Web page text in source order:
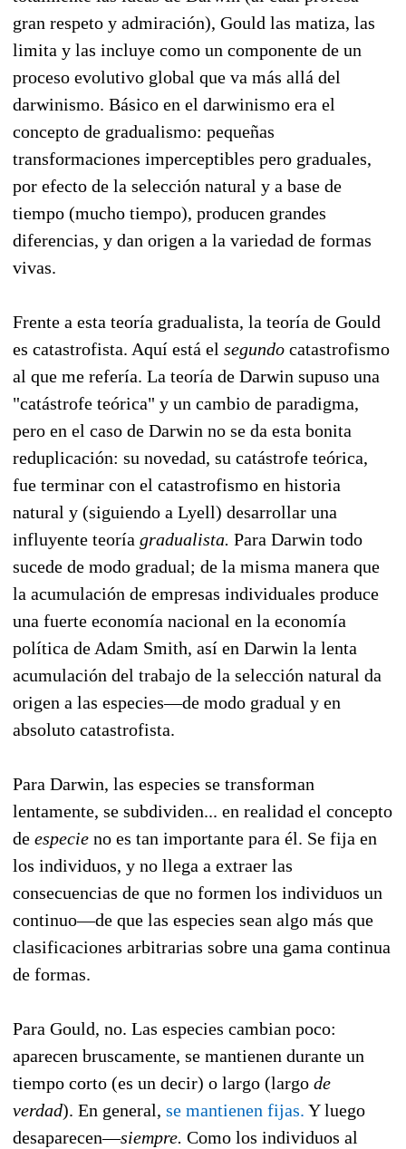
gran respeto y admiración), Gould las matiza, las
limita y las incluye como un componente de un
proceso evolutivo global que va más allá del
darwinismo. Básico en el darwinismo era el
concepto de gradualismo: pequeñas
transformaciones imperceptibles pero graduales,
por efecto de la selección natural y a base de
tiempo (mucho tiempo), producen grandes
diferencias, y dan origen a la variedad de formas
vivas.
Frente a esta teoría gradualista, la teoría de Gould
es catastrofista. Aquí está el segundo catastrofismo
al que me refería. La teoría de Darwin supuso una
"catástrofe teórica" y un cambio de paradigma,
pero en el caso de Darwin no se da esta bonita
reduplicación: su novedad, su catástrofe teórica,
fue terminar con el catastrofismo en historia
natural y (siguiendo a Lyell) desarrollar una
influyente teoría gradualista. Para Darwin todo
sucede de modo gradual; de la misma manera que
la acumulación de empresas individuales produce
una fuerte economía nacional en la economía
política de Adam Smith, así en Darwin la lenta
acumulación del trabajo de la selección natural da
origen a las especies—de modo gradual y en
absoluto catastrofista.
Para Darwin, las especies se transforman
lentamente, se subdividen... en realidad el concepto
de especie no es tan importante para él. Se fija en
los individuos, y no llega a extraer las
consecuencias de que no formen los individuos un
continuo—de que las especies sean algo más que
clasificaciones arbitrarias sobre una gama continua
de formas.
Para Gould, no. Las especies cambian poco:
aparecen bruscamente, se mantienen durante un
tiempo corto (es un decir) o largo (largo de
verdad). En general, se mantienen fijas. Y luego
desaparecen—siempre. Como los individuos al